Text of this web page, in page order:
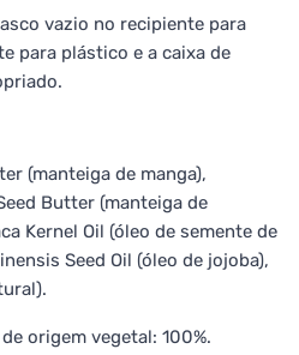
vazio no recipiente para
para plástico e a caixa de
(manteiga de manga),
Butter (manteiga de
Kernel Oil (óleo de semente de
Seed Oil (óleo de jojoba),
origem vegetal: 100%.